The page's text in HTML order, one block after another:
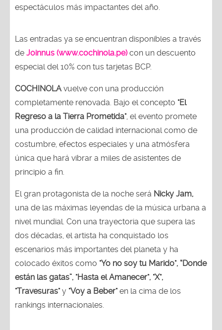
espectáculos más impactantes del año.
Las entradas ya se encuentran disponibles a través
de Joinnus (www.cochinola.pe)con un descuento
especial del 10% con tus tarjetas BCP.
COCHINOLAvuelve con una producción
completamente renovada. Bajo el concepto "El
Regreso a la Tierra Prometida", el evento promete
una producción de calidad internacional como de
costumbre, efectos especiales y una atmósfera
única que hará vibrar a miles de asistentes de
principio a fin.
El gran protagonista de la noche será Nicky Jam,
una de las máximas leyendas de la música urbana a
nivel mundial. Con una trayectoria que supera las
dos décadas, el artista ha conquistado los
escenarios más importantes del planeta y ha
colocado éxitos como "Yo no soy tu Marido", “Donde
están las gatas”, "Hasta el Amanecer", "X",
"Travesuras"y "Voy a Beber"en la cima de los
rankings internacionales.